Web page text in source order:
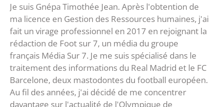
Je suis Gnépa Timothée Jean. Après l'obtention de
ma licence en Gestion des Ressources humaines, j'ai
fait un virage professionnel en 2017 en rejoignant la
rédaction de Foot sur 7, un média du groupe
français Média Sur 7. Je me suis spécialisé dans le
traitement des informations du Real Madrid et le FC
Barcelone, deux mastodontes du football européen.
Au fil des années, j'ai décidé de me concentrer
davantage sur l'actualité de l'Olympique de